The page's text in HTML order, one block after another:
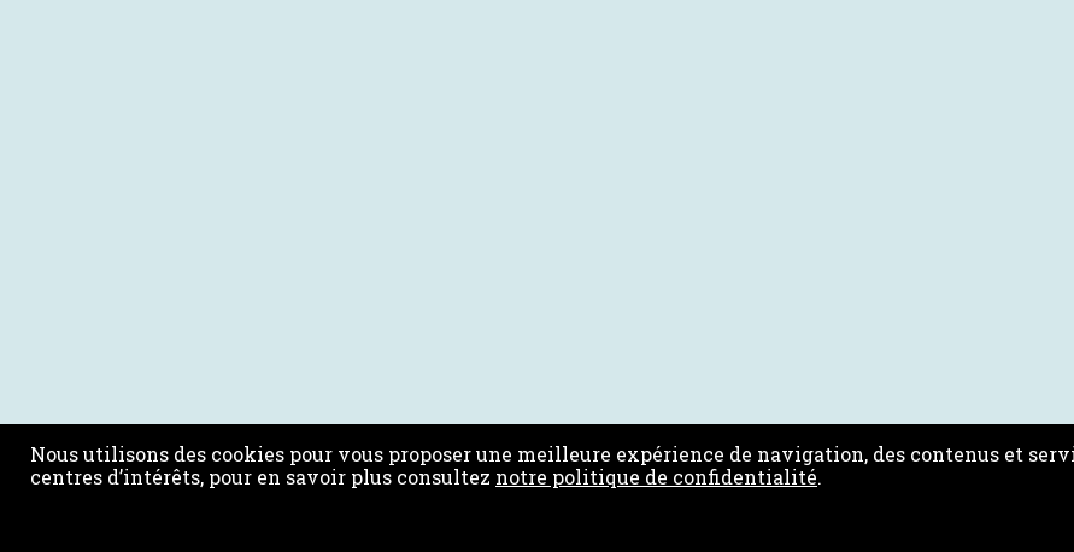
Nous utilisons des cookies pour vous proposer une meilleure expérience de navigation, des contenus et
centres d’intérêts, pour en savoir plus consultez notre politique de confidentialité.